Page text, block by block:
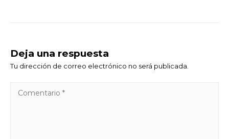
Deja una respuesta
Tu dirección de correo electrónico no será publicada.